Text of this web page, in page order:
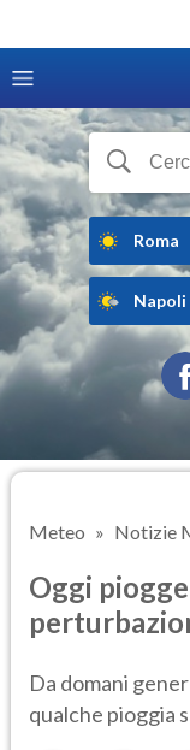
Roma
Napoli
Meteo Notizie
Oggi
Da domani
qualche pioggia